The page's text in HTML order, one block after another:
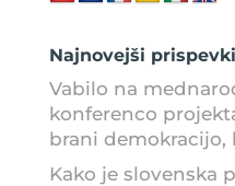
Najnovejši prispevki
Vabilo na
konferenco
brani demokracijo,
Kako je slovenska